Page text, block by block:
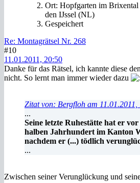
Ort: Hopfgarten im
den IJssel (NL)
Gespeichert
Re: Montagrätsel Nr. 268
#10
11.01.2011, 20:50
Danke für das Rätsel, ich kannte diese
nicht. So lernt man immer wieder dazu
Zitat von: Bergfloh am 11.01.2011,
...
Seine letzte Ruhestätte hat er
halben Jahrhundert im Kanton
nachdem er (...) tödlich
...
Zwischen seiner Verunglückung und